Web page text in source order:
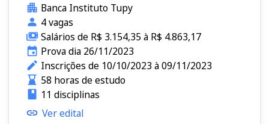
Banca Instituto Tupy
4 vagas
Salários de R$ 3.154,35 à R$ 4.863,17
Prova dia 26/11/2023
Inscrições de 10/10/2023 à 09/11/2023
58 horas de estudo
11 disciplinas
Ver edital